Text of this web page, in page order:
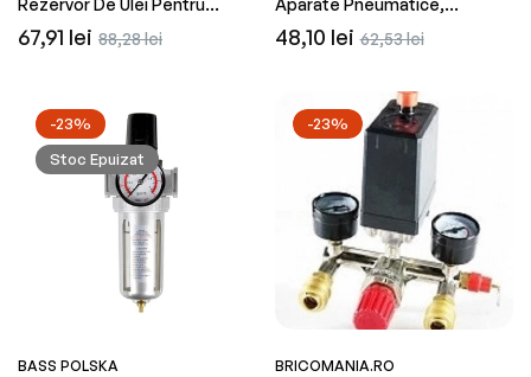
Compresoare, Prindere 1/4,
Falon-Tech FT201918
Preț
67,91 lei Preț
88,28 lei
Reductor 1/4, Falon-Tech
FT201916
Preț
48,10 leiPreț
62,53 lei
-23%
Stoc Epuizat
BASS POLSKA
-23%
BRICOMANIA.RO